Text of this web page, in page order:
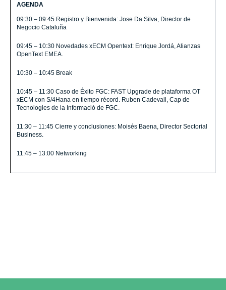
AGENDA
09:30 – 09:45 Registro y Bienvenida: Jose Da Silva, Director de
Negocio Cataluña
09:45 – 10:30 Novedades xECM Opentext: Enrique Jordá, Alianzas
OpenText EMEA.
10:30 – 10:45 Break
10:45 – 11:30 Caso de Éxito FGC: FAST Upgrade de plataforma OT
xECM con S/4Hana en tiempo récord. Ruben Cadevall, Cap de
Tecnologies de la Informació de FGC.
11:30 – 11:45 Cierre y conclusiones: Moisés Baena, Director Sectorial
Business.
11:45 – 13:00 Networking